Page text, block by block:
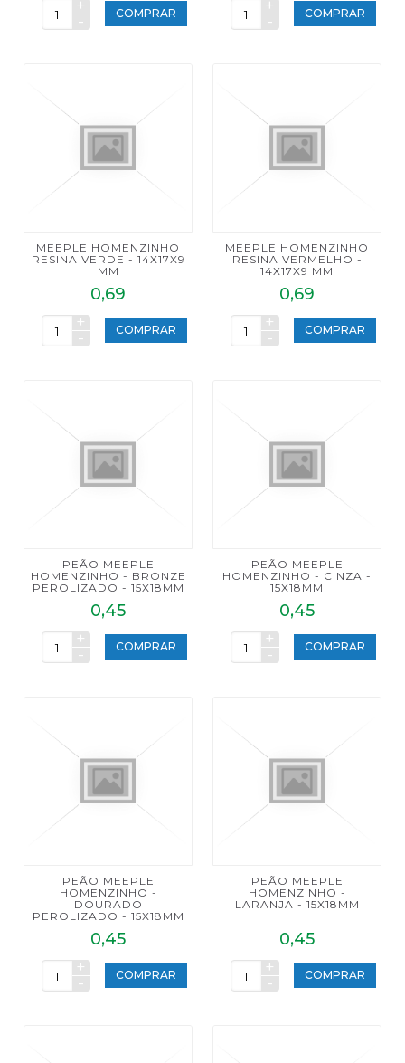
+
-
COMPRAR
+
-
COMPRAR
MEEPLE HOMENZINHO
RESINA VERDE - 14X17X9
MM
0,69
+
-
COMPRAR
MEEPLE HOMENZINHO
RESINA VERMELHO -
14X17X9 MM
0,69
+
-
COMPRAR
PEÃO MEEPLE
HOMENZINHO - BRONZE
PEROLIZADO - 15X18MM
0,45
+
-
COMPRAR
PEÃO MEEPLE
HOMENZINHO - CINZA -
15X18MM
0,45
+
-
COMPRAR
PEÃO MEEPLE
HOMENZINHO -
DOURADO
PEROLIZADO - 15X18MM
0,45
+
-
COMPRAR
PEÃO MEEPLE
HOMENZINHO -
LARANJA - 15X18MM
0,45
+
-
COMPRAR